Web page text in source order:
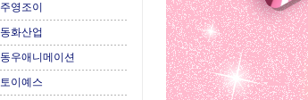
주영조이
동화산업
동우애니메이션
토이예스